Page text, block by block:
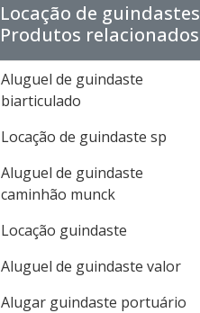
Locação de guindastes
Produtos relacionados
Aluguel de guindaste
biarticulado
Locação de guindaste sp
Aluguel de guindaste
caminhão munck
Locação guindaste
Aluguel de guindaste valor
Alugar guindaste portuário